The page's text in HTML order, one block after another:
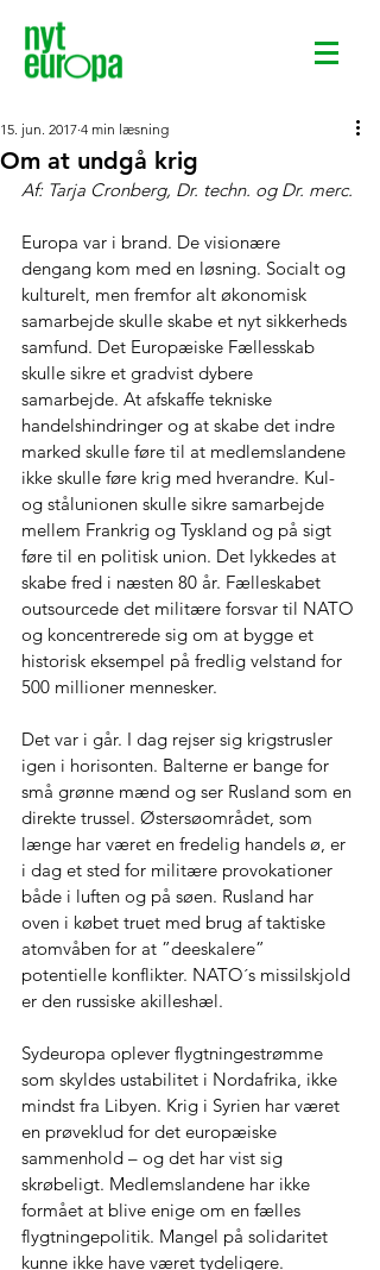
Om at undgå krig
15. jun. 2017 4 min læsning
Af: Tarja Cronberg, Dr. techn. og Dr. merc.
Europa var i brand. De visionære
dengang kom med en løsning. Socialt og
kulturelt, men fremfor alt økonomisk
samarbejde skulle skabe et nyt sikkerheds
samfund. Det Europæiske Fællesskab
skulle sikre et gradvist dybere
samarbejde. At afskaffe tekniske
handelshindringer og at skabe det indre
marked skulle føre til at medlemslandene
ikke skulle føre krig med hverandre. Kul-
og stålunionen skulle sikre samarbejde
mellem Frankrig og Tyskland og på sigt
føre til en politisk union. Det lykkedes at
skabe fred i næsten 80 år. Fælleskabet
outsourcede det militære forsvar til NATO
og koncentrerede sig om at bygge et
historisk eksempel på fredlig velstand for
500 millioner mennesker.
Det var i går. I dag rejser sig krigstrusler
igen i horisonten. Balterne er bange for
små grønne mænd og ser Rusland som en
direkte trussel. Østersøområdet, som
længe har været en fredelig handels ø, er
i dag et sted for militære provokationer
både i luften og på søen. Rusland har
oven i købet truet med brug af taktiske
atomvåben for at ”deeskalere”
potentielle konflikter. NATO´s missilskjold
er den russiske akilleshæl.
Sydeuropa oplever flygtningestrømme
som skyldes ustabilitet i Nordafrika, ikke
mindst fra Libyen. Krig i Syrien har været
en prøveklud for det europæiske
sammenhold – og det har vist sig
skrøbeligt. Medlemslandene har ikke
formået at blive enige om en fælles
flygtningepolitik. Mangel på solidaritet
kunne ikke have været tydeligere.